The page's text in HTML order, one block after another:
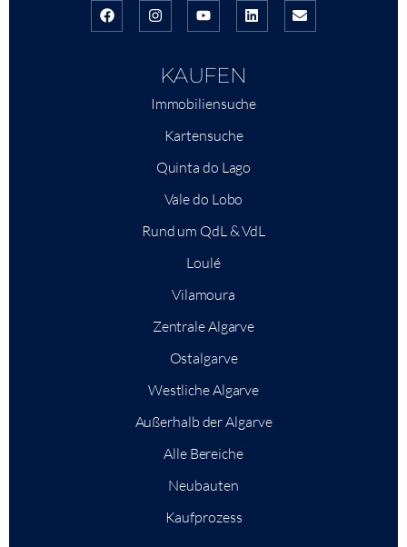
KAUFEN
Immobiliensuche
Kartensuche
Quinta do Lago
Vale do Lobo
Rund um QdL & VdL
Loulé
Vilamoura
Zentrale Algarve
Ostalgarve
Westliche Algarve
Außerhalb der Algarve
Alle Bereiche
Neubauten
Kaufprozess